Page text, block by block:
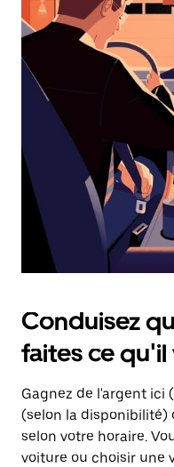
calendrier
et
sélectionner
une
date.
Appuyez
d'échappement
pour
fermer
calendrier.
Conduisez
faites ce
Gagnez de l'argent ici
(selon la disponibilité)
selon votre horaire.
voiture ou choisir une